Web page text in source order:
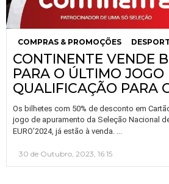
COMPRAS & PROMOÇÕES
CONTINENTE VENDE
PARA O ÚLTIMO JOGO
QUALIFICAÇÃO PARA
Os bilhetes com 50% de desconto em
jogo de apuramento da Seleção Nacional
EURO’2024, já estão à venda.
30 de Outubro, 2023, 16:15